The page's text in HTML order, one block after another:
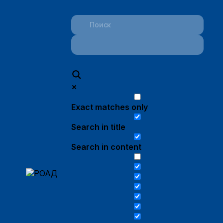
Exact matches only
Search in title
Search in content